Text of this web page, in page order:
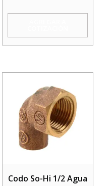
1/2
Taumm
Codo So-Hi 1/2 Agua